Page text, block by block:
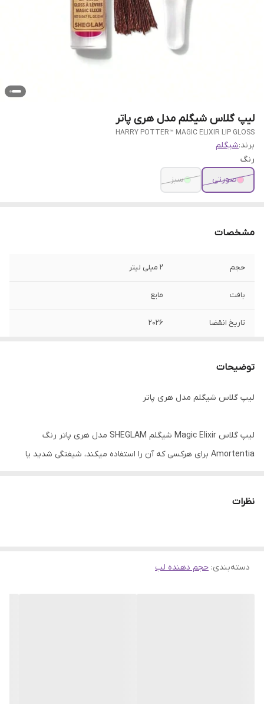
لیپ گلاس شیگلم مدل هری پاتر
HARRY POTTER™ MAGIC ELIXIR LIP GLOSS
برند:شیگلم
رنگ
صورتی
سبز
مشخصات
حجم 2 میلی لیتر
بافت مایع
تاریخ انقضا 2026
توضیحات
لیپ گلاس شیگلم مدل هری پاتر
لیپ گلاس Magic Elixir شیگلم SHEGLAM مدل هری پاتر رنگ
Amortentia برای هرکسی که آن را استفاده میکند، شیفتگی شدید یا
باعث شادابی و نرمی پوست لب می‌شود.
نظرات
دسته‌بندی: حجم دهنده لب